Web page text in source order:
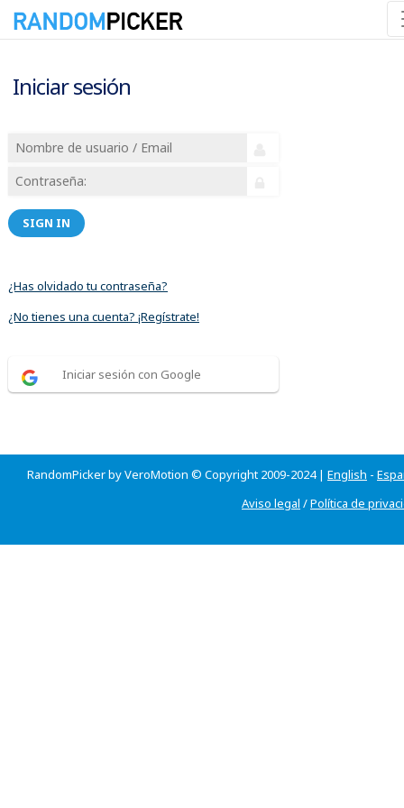
Iniciar sesión
SIGN IN
¿Has olvidado tu contraseña?
¿No tienes una cuenta? ¡Regístrate!
Iniciar sesión con Google
RandomPicker by VeroMotion © Copyright 2009-2024 | English -
Aviso legal /Política de